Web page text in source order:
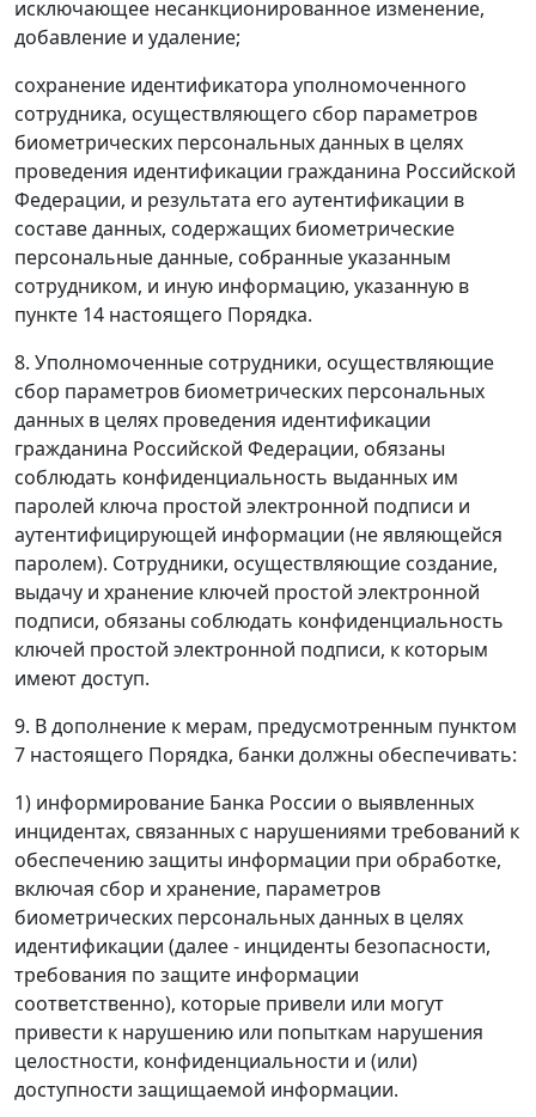
исключающее несанкционированное изменение,
добавление и удаление;
сохранение идентификатора уполномоченного
сотрудника, осуществляющего сбор параметров
биометрических персональных данных в целях
проведения идентификации гражданина Российской
Федерации, и результата его аутентификации в
составе данных, содержащих биометрические
персональные данные, собранные указанным
сотрудником, и иную информацию, указанную в
пункте 14 настоящего Порядка.
8. Уполномоченные сотрудники, осуществляющие
сбор параметров биометрических персональных
данных в целях проведения идентификации
гражданина Российской Федерации, обязаны
соблюдать конфиденциальность выданных им
паролей ключа простой электронной подписи и
аутентифицирующей информации (не являющейся
паролем). Сотрудники, осуществляющие создание,
выдачу и хранение ключей простой электронной
подписи, обязаны соблюдать конфиденциальность
ключей простой электронной подписи, к которым
имеют доступ.
9. В дополнение к мерам, предусмотренным пунктом
7 настоящего Порядка, банки должны обеспечивать:
1) информирование Банка России о выявленных
инцидентах, связанных с нарушениями требований к
обеспечению защиты информации при обработке,
включая сбор и хранение, параметров
биометрических персональных данных в целях
идентификации (далее - инциденты безопасности,
требования по защите информации
соответственно), которые привели или могут
привести к нарушению или попыткам нарушения
целостности, конфиденциальности и (или)
доступности защищаемой информации.